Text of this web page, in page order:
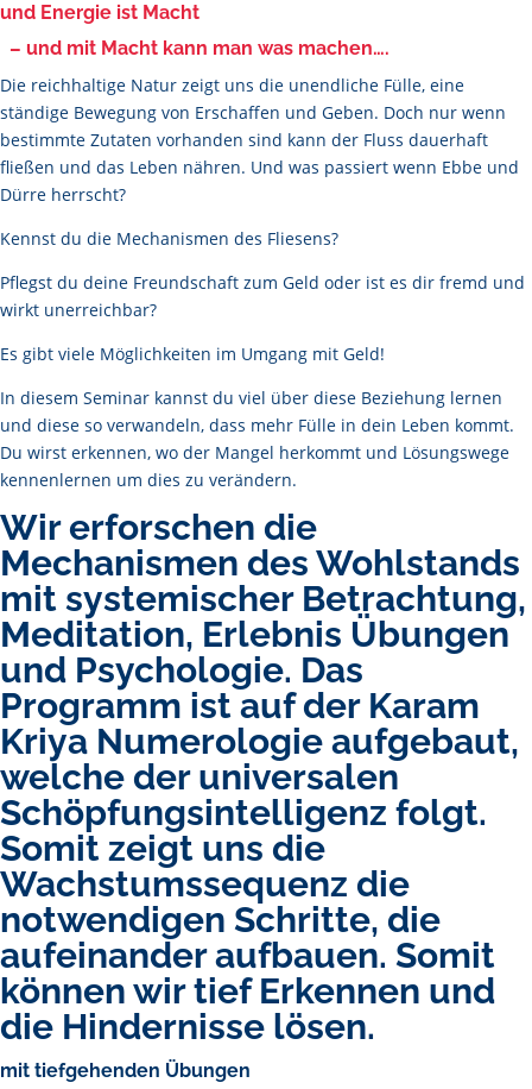
und Energie ist Macht
– und mit Macht kann man was machen….
Die reichhaltige Natur zeigt uns die unendliche Fülle, eine
ständige Bewegung von Erschaffen und Geben. Doch nur wenn
bestimmte Zutaten vorhanden sind kann der Fluss dauerhaft
fließen und das Leben nähren. Und was passiert wenn Ebbe und
Dürre herrscht?
Kennst du die Mechanismen des Fliesens?
Pflegst du deine Freundschaft zum Geld oder ist es dir fremd und
wirkt unerreichbar?
Es gibt viele Möglichkeiten im Umgang mit Geld!
In diesem Seminar kannst du viel über diese Beziehung lernen
und diese so verwandeln, dass mehr Fülle in dein Leben kommt.
Du wirst erkennen, wo der Mangel herkommt und Lösungswege
kennenlernen um dies zu verändern.
Wir erforschen die
Mechanismen des Wohlstands
mit systemischer Betrachtung,
Meditation, Erlebnis Übungen
und Psychologie. Das
Programm ist auf der Karam
Kriya Numerologie aufgebaut,
welche der universalen
Schöpfungsintelligenz folgt.
Somit zeigt uns die
Wachstumssequenz die
notwendigen Schritte, die
aufeinander aufbauen. Somit
können wir tief Erkennen und
die Hindernisse lösen.
mit tiefgehenden Übungen